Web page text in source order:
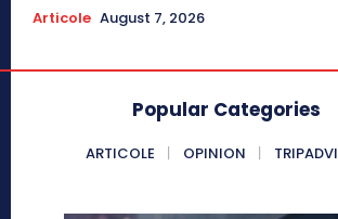
Articole August 7, 2026
Popular Categories
ARTICOLE OPINION